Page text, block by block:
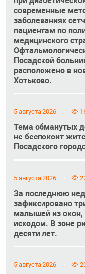
современные
заболеваниях
пациентам по
медицинского
Посадской
расположено в
Хотьково.
5 августа 2026
Тема обманутых
не беспокоит
Посадского
5 августа 2026
За последнюю
зафиксировано
малышей из окон,
исходом. В зоне
десяти лет.
5 августа 2026